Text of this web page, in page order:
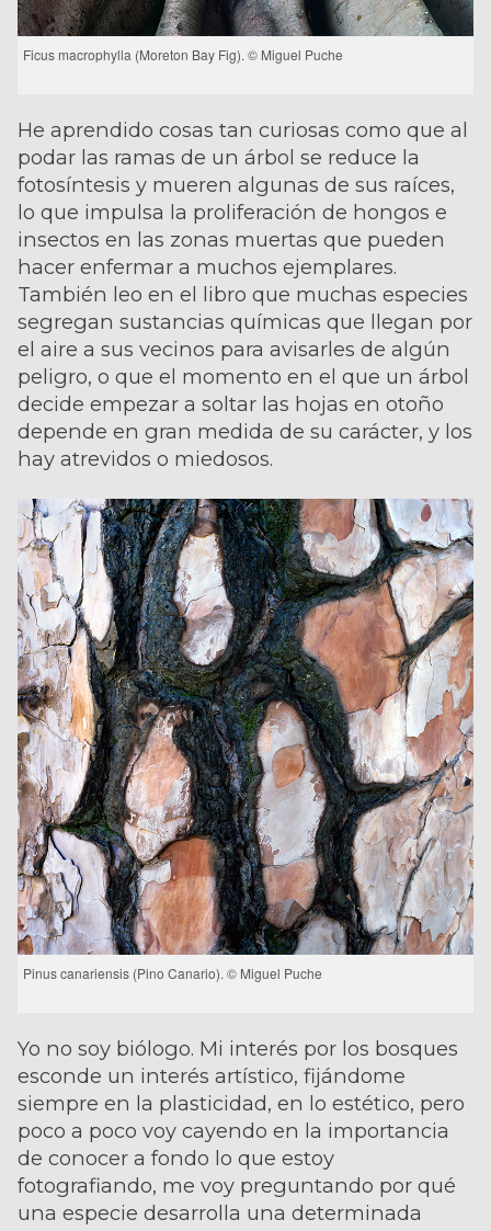
Ficus macrophylla (Moreton Bay Fig). © Miguel Puche
He aprendido cosas tan curiosas como que al
podar las ramas de un árbol se reduce la
fotosíntesis y mueren algunas de sus raíces,
lo que impulsa la proliferación de hongos e
insectos en las zonas muertas que pueden
hacer enfermar a muchos ejemplares.
También leo en el libro que muchas especies
segregan sustancias químicas que llegan por
el aire a sus vecinos para avisarles de algún
peligro, o que el momento en el que un árbol
decide empezar a soltar las hojas en otoño
depende en gran medida de su carácter, y los
hay atrevidos o miedosos.
Pinus canariensis (Pino Canario). © Miguel Puche
Yo no soy biólogo. Mi interés por los bosques
esconde un interés artístico, fijándome
siempre en la plasticidad, en lo estético, pero
poco a poco voy cayendo en la importancia
de conocer a fondo lo que estoy
fotografiando, me voy preguntando por qué
una especie desarrolla una determinada